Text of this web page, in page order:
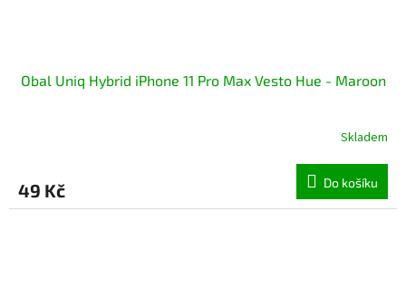
Obal Uniq Hybrid iPhone 11 Pro Max Vesto Hue - Maroon
Skladem
49 Kč Do košíku